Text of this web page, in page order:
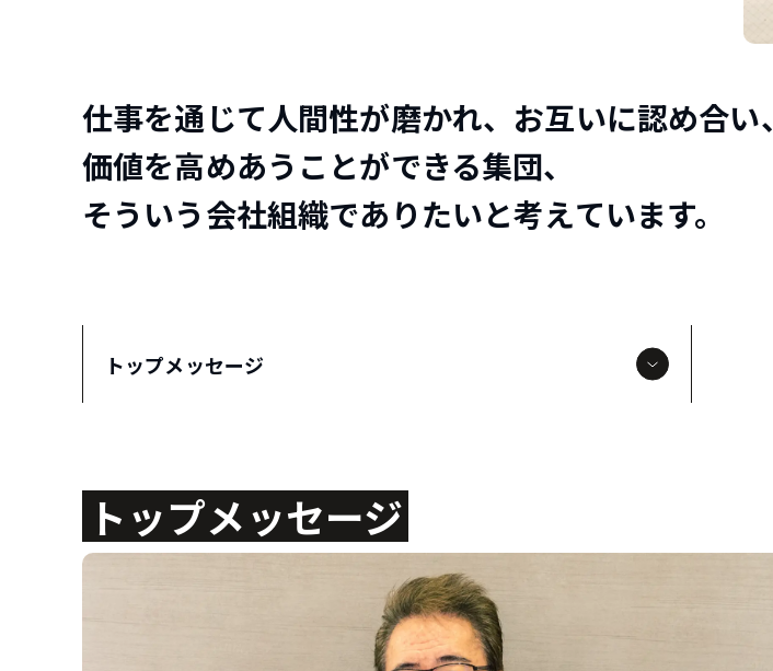
仕事を通じて人間性が磨かれ、お互いに認め合い、
価値を高めあうことができる集団、
そういう会社組織でありたいと考えています。
トップメッセージ
トップメッセージ